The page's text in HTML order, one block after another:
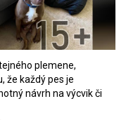
plemene,
že každý pes je
návrh na výcvik či